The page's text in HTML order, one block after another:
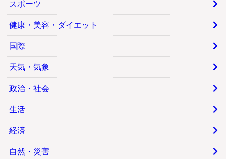
スポーツ
健康・美容・ダイエット
国際
天気・気象
政治・社会
生活
経済
自然・災害